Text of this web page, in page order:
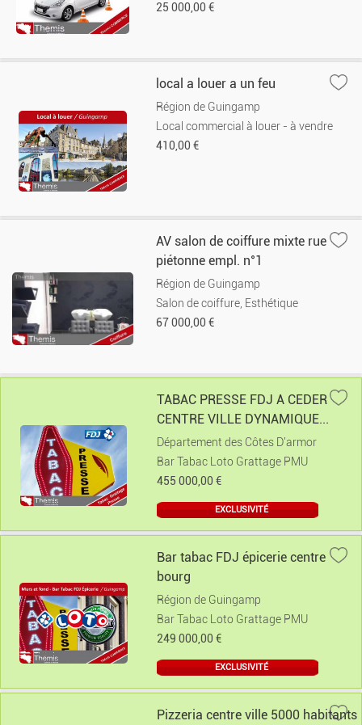
25 000,00 €
local a louer a un feu
Région de Guingamp
Local commercial à louer - à vendre
410,00 €
AV salon de coiffure mixte rue
piétonne empl. n°1
Région de Guingamp
Salon de coiffure, Esthétique
67 000,00 €
TABAC PRESSE FDJ A CEDER
CENTRE VILLE DYNAMIQUE...
Département des Côtes D'armor
Bar Tabac Loto Grattage PMU
455 000,00 €
EXCLUSIVITÉ
Bar tabac FDJ épicerie centre
bourg
Région de Guingamp
Bar Tabac Loto Grattage PMU
249 000,00 €
EXCLUSIVITÉ
Pizzeria centre ville 5000 habitants